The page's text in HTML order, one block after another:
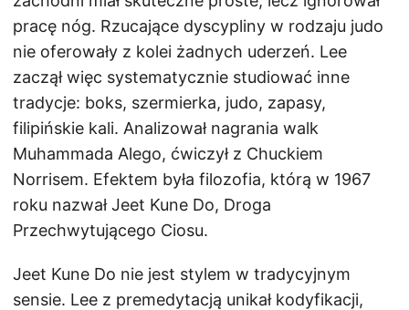
pracę nóg. Rzucające dyscypliny w rodzaju judo
nie oferowały z kolei żadnych uderzeń. Lee
zaczął więc systematycznie studiować inne
tradycje: boks, szermierka, judo, zapasy,
filipińskie kali. Analizował nagrania walk
Muhammada Alego, ćwiczył z Chuckiem
Norrisem. Efektem była filozofia, którą w 1967
roku nazwał Jeet Kune Do, Droga
Przechwytującego Ciosu.
Jeet Kune Do nie jest stylem w tradycyjnym
sensie. Lee z premedytacją unikał kodyfikacji,